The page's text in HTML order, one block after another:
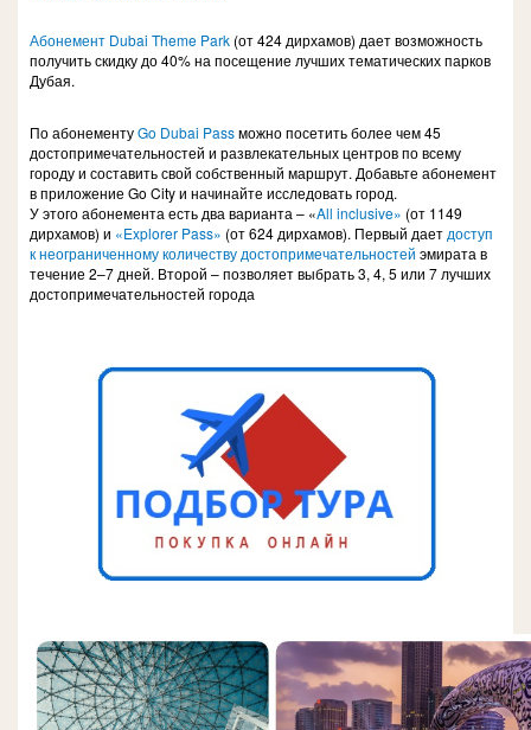
Абонемент Dubai Theme Park (от 424 дирхамов) дает возможность
получить скидку до 40% на посещение лучших тематических парков
Дубая.
По абонементуGo Dubai Passможно посетить более чем 45
достопримечательностей и развлекательных центров по всему
городу и составить свой собственный маршрут. Добавьте абонемент
в приложение Go City и начинайте исследовать город.
У этого абонемента есть два варианта – «All inclusive» (от 1149
дирхамов) и «Explorer Pass» (от 624 дирхамов). Первый дает доступ
к неограниченному количеству достопримечательностей эмирата в
течение 2–7 дней. Второй – позволяет выбрать 3, 4, 5 или 7 лучших
достопримечательностей города